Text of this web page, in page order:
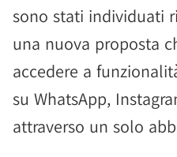
sono stati individuati
una nuova proposta
accedere a
su WhatsApp,
attraverso un solo